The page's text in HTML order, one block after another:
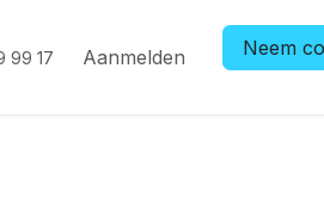
99 17 Aanmelden Neem